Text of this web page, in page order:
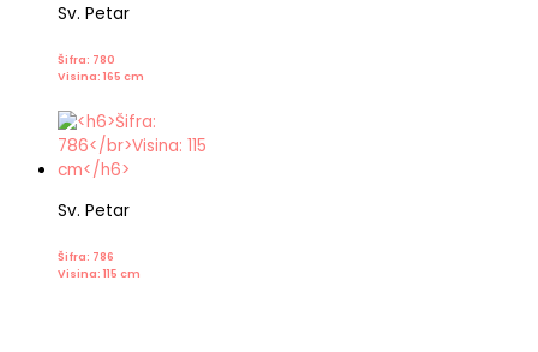
Sv. Petar
Šifra: 780
Visina: 165 cm
Sv. Petar
Šifra: 786
Visina: 115 cm